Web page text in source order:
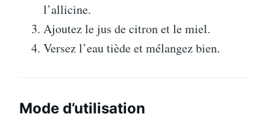
l’allicine.
Ajoutez le jus de citron et le miel.
Versez l’eau tiède et mélangez bien.
Mode d’utilisation